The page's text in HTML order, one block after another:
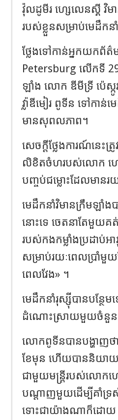
វ៉ុលដូមីរ ហ្សេលេនស្គី វិម
របស់ខ្លួនសម្រាប់មេដឹកន
ថ្លែងទៅកាន់អ្នកយកព័ត៌ម
Petersburg លើកទី 29
ឡាំង លោក ឌីមីទ្រី ប៉េស្កូ
វ្ល៉ាឌីមៀរ ពូទីន ទៅកាន់
មានសុពលភាព។
សេចក្តីថ្លែងការណ៍នេះ
លិខិតចំហរបស់លោក ហ្សេ
បញ្ចប់ជម្លោះដែលមានរ
មេដឹកនាំវិមានក្រឹមឡ
នោះទេ ចេតនាតែមួយ
របស់កងកម្លាំងប្រដាប់អ
សម្រាប់រយៈពេលប្រាំមួ
ពេលវែង» ។
មេដឹកនាំរុស្ស៊ីបានបន្ថែម
ដំណោះស្រាយមួយចំនួន។
លោកពូទីនបានបង្ហាញថ
ខែមុន ហើយបាននិយាយថ
ជាមួយមន្ត្រីរបស់លោកហ្ស
បណ្តាញមួយដើម្បីគាំទ្
ទោះជាយ៉ាងណាក៏ដោយ មិ